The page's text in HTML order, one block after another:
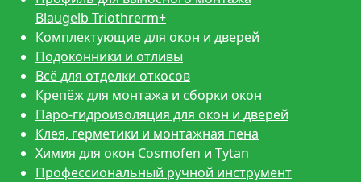
Blaugelb Triothrerm+
Комплектующие для окон и дверей
Подоконники и отливы
Всё для отделки откосов
Крепёж для монтажа и сборки окон
Паро-гидроизоляция для окон и дверей
Клея, герметики и монтажная пена
Химия для окон Cosmofen и Tytan
Профессиональный ручной инструмент